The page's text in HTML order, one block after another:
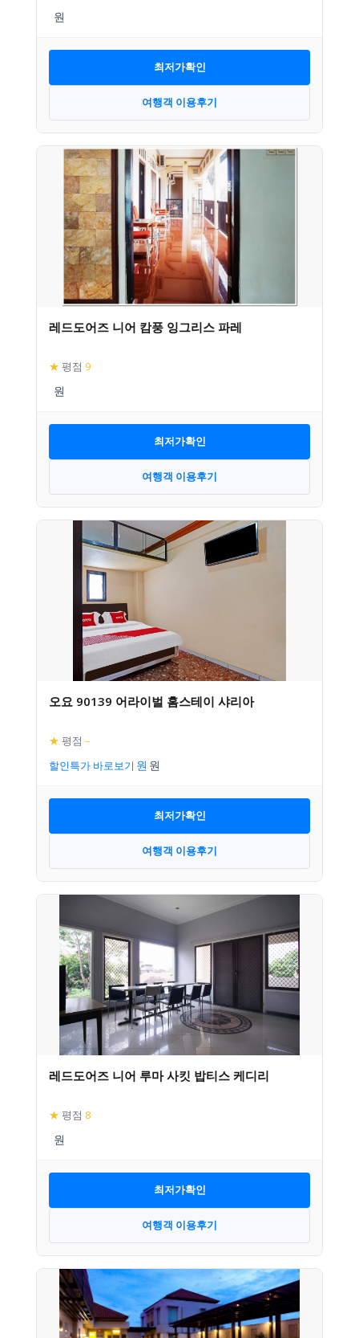
최저가확인
여행객 이용후기
레드도어즈 니어 캄풍 잉그리스 파레
★ 평점 9
최저가확인
여행객 이용후기
오요 90139 어라이벌 홈스테이 샤리아
★ 평점 –
할인특가 바로보기
최저가확인
여행객 이용후기
레드도어즈 니어 루마 사킷 밥티스 케디리
★ 평점 8
최저가확인
여행객 이용후기